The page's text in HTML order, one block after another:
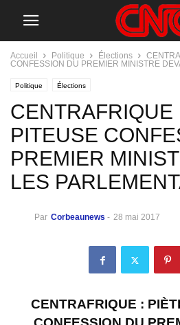
Accueil Politique Élections
CONFESSION DU PREMIER MINISTRE
Politique Élections
CENTRAFRIQUE
PITEUSE
PREMIER
LES
Par Corbeaunews - 28 mai 2017
CENTRAFRIQUE : PIÈ